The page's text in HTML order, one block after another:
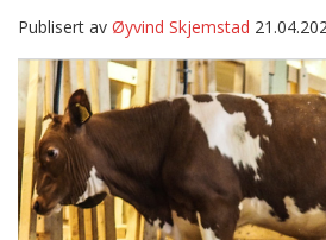
Publisert av Øyvind Skjemstad